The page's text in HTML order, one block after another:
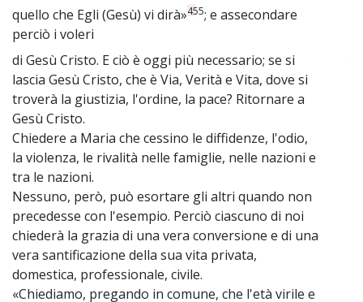
quello che Egli (Gesù) vi dirà»455; e assecondare
perciò i voleri
di Gesù Cristo. E ciò è oggi più necessario; se si
lascia Gesù Cristo, che è Via, Verità e Vita, dove si
troverà la giustizia, l'ordine, la pace? Ritornare a
Gesù Cristo.
Chiedere a Maria che cessino le diffidenze, l'odio,
la violenza, le rivalità nelle famiglie, nelle nazioni e
tra le nazioni.
Nessuno, però, può esortare gli altri quando non
precedesse con l'esempio. Perciò ciascuno di noi
chiederà la grazia di una vera conversione e di una
vera santificazione della sua vita privata,
domestica, professionale, civile.
«Chiediamo, pregando in comune, che l'età virile e